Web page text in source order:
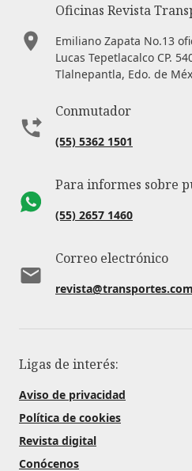
Oficinas Revista
Emiliano Zapata No.13
Lucas Tepetlacalco CP.
Tlalnepantla, Edo. de
Conmutador
(55) 5362 1501
Para informes sobre
(55) 2657 1460
Correo electrónico
Ligas de interés:
Aviso de privacidad
Política de cookies
Revista digital
Conócenos